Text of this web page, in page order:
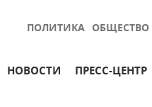
ПОЛИТИКА ОБЩЕСТВО
НОВОСТИ ПРЕСС-ЦЕНТР